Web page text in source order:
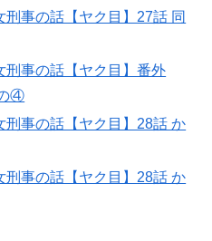
事の話【ヤク目】27話 同
刑事の話【ヤク目】番外
④
刑事の話【ヤク目】28話 か
刑事の話【ヤク目】28話 か